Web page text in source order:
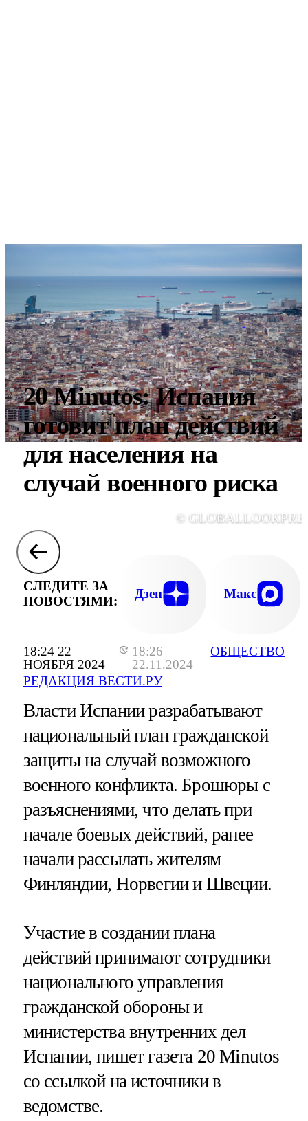
18:24 22
НОЯБРЯ 2024
18:26
22.11.2024
РЕДАКЦИЯ ВЕСТИ.РУ
ОБЩЕСТВО
20 Minutos: Испания
готовит план действий
для населения на
случай военного риска
©
СЛЕДИТЕ ЗА
НОВОСТЯМИ:
Дзен Макс
Власти Испании разрабатывают
национальный план гражданской
защиты на случай возможного
военного конфликта. Брошюры с
разъяснениями, что делать при
начале боевых действий, ранее
начали рассылать жителям
Финляндии, Норвегии и Швеции.
Участие в создании плана
действий принимают сотрудники
национального управления
гражданской обороны и
министерства внутренних дел
Испании, пишет газета 20 Minutos
со ссылкой на источники в
ведомстве.